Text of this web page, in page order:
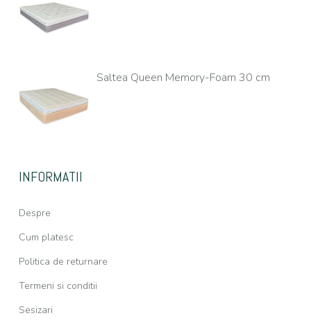
Saltea Queen Memory-Foam 30 cm
INFORMATII
Despre
Cum platesc
Politica de returnare
Termeni si conditii
Sesizari